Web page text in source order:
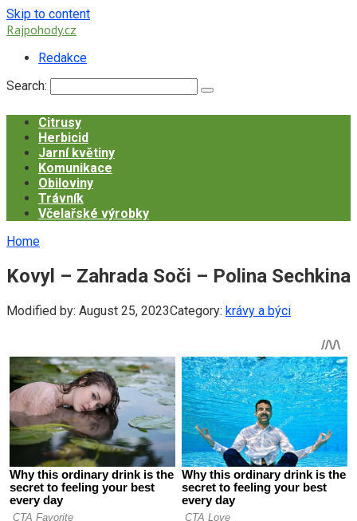
Skip to content
Rajpohody.cz
Redakce
Search:
Citrusy
Herbicid
Jarní květiny
Komunikace
Obiloviny
Trávník
Včelařské výrobky
Home
Kovyl – Zahrada Soči – Polina Sechkina
Modified by: August 25, 2023Category: krávy a býci